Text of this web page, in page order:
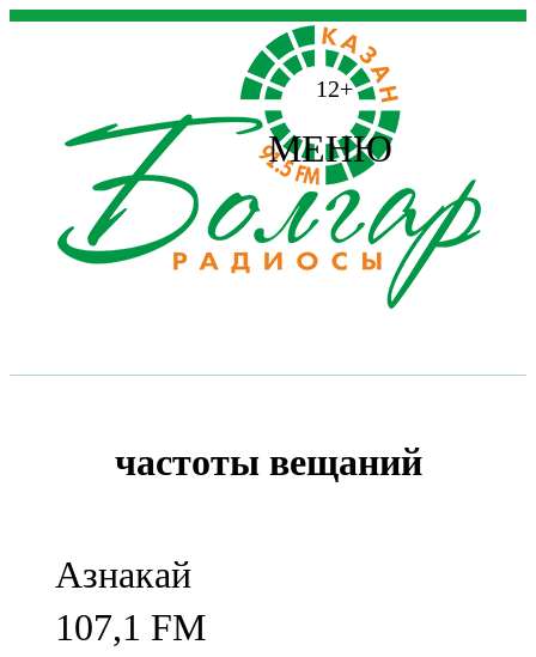
12+
МЕНЮ
частоты вещаний
Азнакай
107,1 FM